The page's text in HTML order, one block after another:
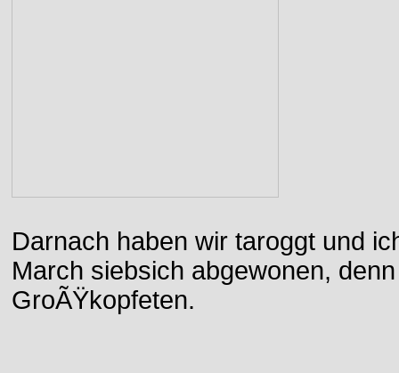
Darnach haben wir taroggt und
March siebsich abgewonen,
GroÃŸkopfeten.